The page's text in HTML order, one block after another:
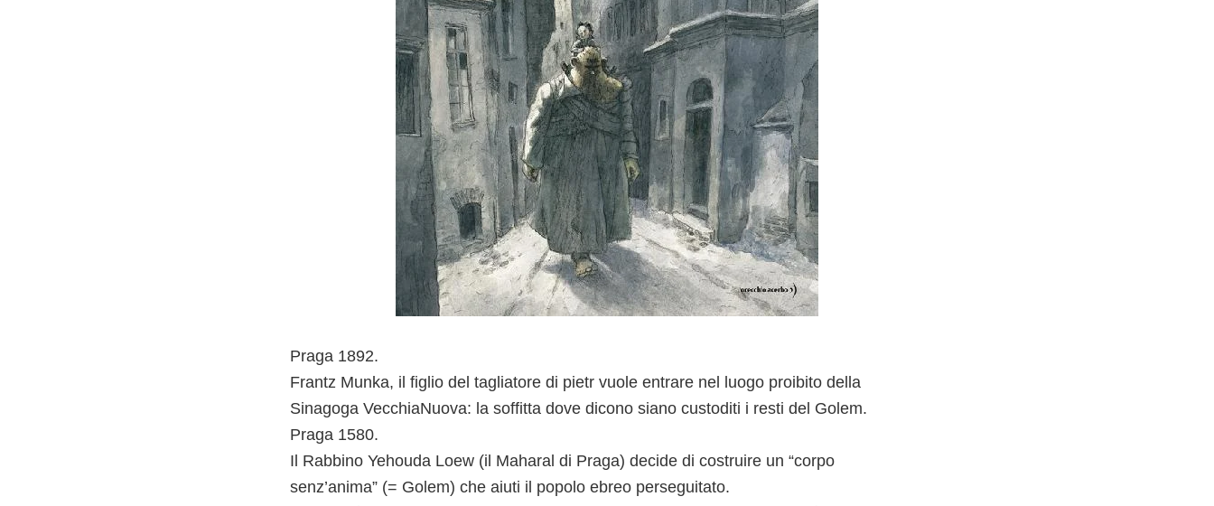
Praga 1892.
Frantz Munka, il figlio del tagliatore di pietr vuole entrare nel luogo proibito della
Sinagoga VecchiaNuova: la soffitta dove dicono siano custoditi i resti del Golem.
Praga 1580.
Il Rabbino Yehouda Loew (il Maharal di Praga) decide di costruire un “corpo
senz’anima” (= Golem) che aiuti il popolo ebreo perseguitato.